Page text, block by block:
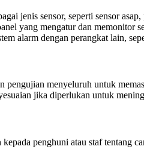
jenis sensor, seperti sensor asap,
yang mengatur dan memonitor
alarm dengan perangkat lain,
pengujian menyeluruh untuk
jika diperlukan untuk
penghuni atau staf tentang